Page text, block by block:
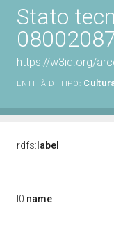
Stato
https://w3id.org/
ENTITÀ DI TIPO:
rdfs: label
l0:name